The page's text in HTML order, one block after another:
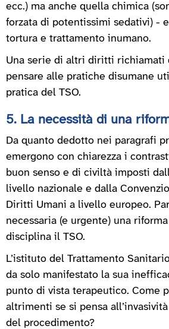
ecc.) ma anche quella chimica
forzata di potentissimi sedativi) -
tortura e trattamento inumano.
Una serie di altri diritti richiamati
pensare alle pratiche disumane
pratica del TSO.
5. La necessità di una
Da quanto dedotto nei paragrafi
emergono con chiarezza i
buon senso e di civiltà imposti
livello nazionale e dalla
Diritti Umani a livello europeo.
necessaria (e urgente) una
disciplina il TSO.
L’istituto del Trattamento
da solo manifestato la sua
punto di vista terapeutico. Come
altrimenti se si pensa
del procedimento?